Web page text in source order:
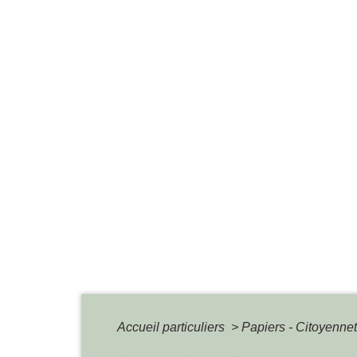
Accueil particuliers > Papiers -